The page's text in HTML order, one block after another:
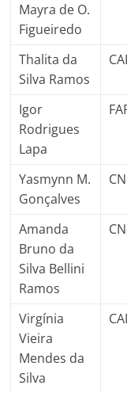
Mayra de O.
Figueiredo
Thalita da
Silva Ramos
Igor
Rodrigues
Lapa
Yasmynn M.
Gonçalves
Amanda
Bruno da
Silva Bellini
Ramos
Virgínia
Vieira
Mendes da
Silva